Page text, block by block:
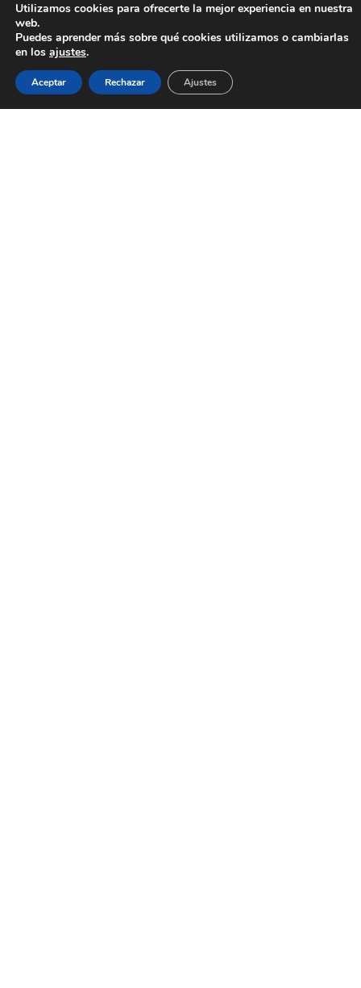
Utilizamos cookies para ofrecerte la mejor experiencia en nuestra
web.
Puedes aprender más sobre qué cookies utilizamos o cambiarlas
en los ajustes.
Aceptar Rechazar Ajustes